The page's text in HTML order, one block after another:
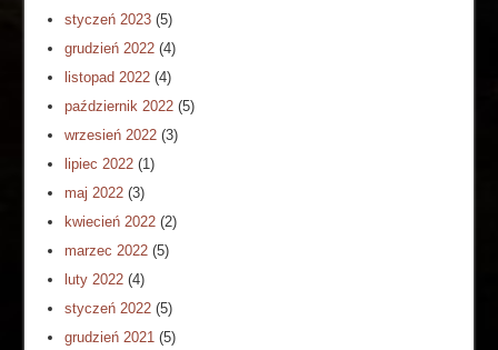
styczeń 2023 (5)
grudzień 2022 (4)
listopad 2022 (4)
październik 2022 (5)
wrzesień 2022 (3)
lipiec 2022 (1)
maj 2022 (3)
kwiecień 2022 (2)
marzec 2022 (5)
luty 2022 (4)
styczeń 2022 (5)
grudzień 2021 (5)